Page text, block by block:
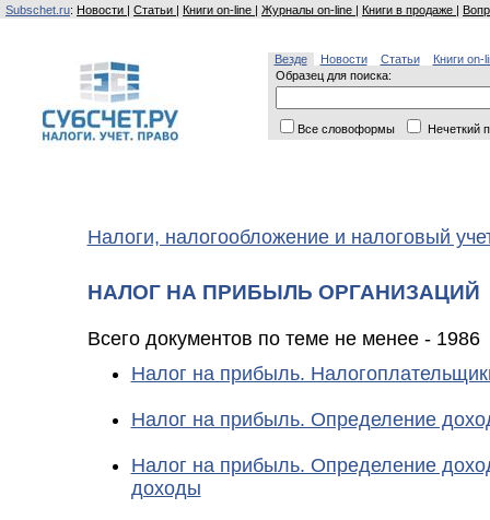
Subschet.ru: Новости | Статьи | Книги on-line | Журналы on-line | Книги в продаже |
Везде Новости Статьи
Книги on-
Образец для поиска:
Все словоформы Нечеткий
Налоги, налогообложение и налоговый
НАЛОГ НА ПРИБЫЛЬ ОРГАНИЗАЦИЙ
Всего документов по теме не менее - 1986
Налог на прибыль.
Налог на прибыль. Определение
Налог на прибыль. Определение
доходы